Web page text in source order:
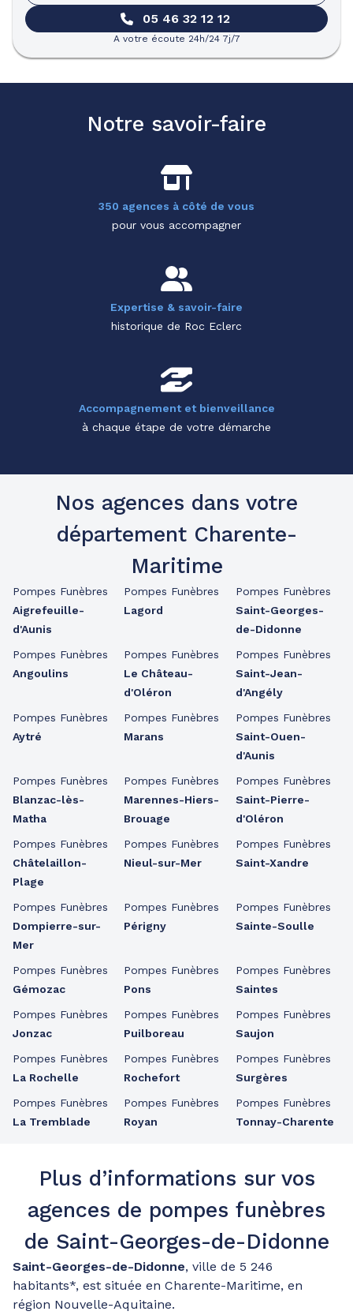
05 46 32 12 12
A votre écoute 24h/24 7j/7
Notre savoir-faire
350 agences à côté de vous
pour vous accompagner
Expertise & savoir-faire
historique de Roc Eclerc
Accompagnement et bienveillance
à chaque étape de votre démarche
Nos agences dans votre
département Charente-
Maritime
Pompes Funèbres
Aigrefeuille-
d'Aunis
Pompes Funèbres
Angoulins
Pompes Funèbres
Aytré
Pompes Funèbres
Blanzac-lès-
Matha
Pompes Funèbres
Châtelaillon-
Plage
Pompes Funèbres
Dompierre-sur-
Mer
Pompes Funèbres
Gémozac
Pompes Funèbres
Jonzac
Pompes Funèbres
La Rochelle
Pompes Funèbres
La Tremblade
Pompes Funèbres
Lagord
Pompes Funèbres
Le Château-
d'Oléron
Pompes Funèbres
Marans
Pompes Funèbres
Marennes-Hiers-
Brouage
Pompes Funèbres
Nieul-sur-Mer
Pompes Funèbres
Périgny
Pompes Funèbres
Pons
Pompes Funèbres
Puilboreau
Pompes Funèbres
Rochefort
Pompes Funèbres
Royan
Pompes Funèbres
Saint-Georges-
de-Didonne
Pompes Funèbres
Saint-Jean-
d'Angély
Pompes Funèbres
Saint-Ouen-
d'Aunis
Pompes Funèbres
Saint-Pierre-
d'Oléron
Pompes Funèbres
Saint-Xandre
Pompes Funèbres
Sainte-Soulle
Pompes Funèbres
Saintes
Pompes Funèbres
Saujon
Pompes Funèbres
Surgères
Pompes Funèbres
Tonnay-Charente
Plus d’informations sur vos
agences de pompes funèbres
de Saint-Georges-de-Didonne
Saint-Georges-de-Didonne, ville de 5 246
habitants*, est située en Charente-Maritime, en
région Nouvelle-Aquitaine.